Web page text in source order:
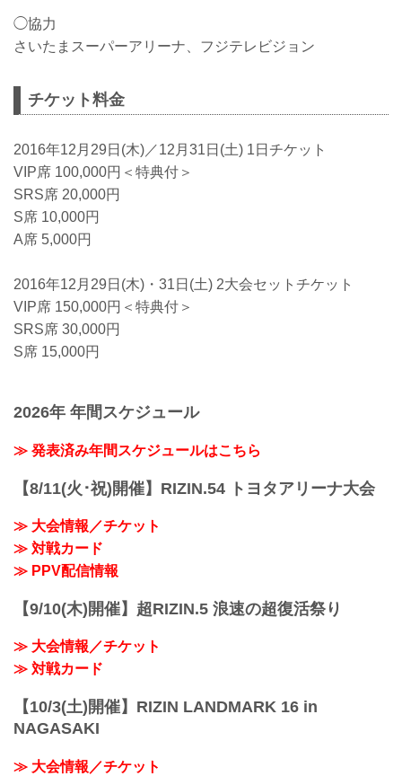
◯協力
さいたまスーパーアリーナ、フジテレビジョン
チケット料金
2016年12月29日(木)／12月31日(土) 1日チケット
VIP席 100,000円＜特典付＞
SRS席 20,000円
S席 10,000円
A席 5,000円
2016年12月29日(木)・31日(土) 2大会セットチケット
VIP席 150,000円＜特典付＞
SRS席 30,000円
S席 15,000円
2026年 年間スケジュール
≫ 発表済み年間スケジュールはこちら
【8/11(火･祝)開催】RIZIN.54 トヨタアリーナ大会
≫ 大会情報／チケット
≫ 対戦カード
≫ PPV配信情報
【9/10(木)開催】超RIZIN.5 浪速の超復活祭り
≫ 大会情報／チケット
≫ 対戦カード
【10/3(土)開催】RIZIN LANDMARK 16 in
NAGASAKI
≫ 大会情報／チケット